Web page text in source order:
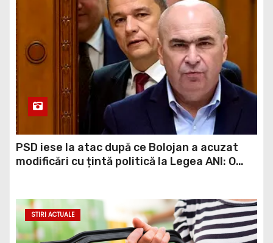
PSD iese la atac după ce Bolojan a acuzat
modificări cu țintă politică la Legea ANI: O
STIRI ACTUALE